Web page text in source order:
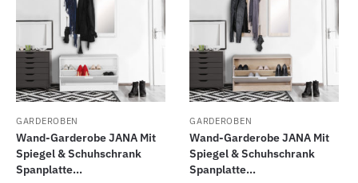
GARDEROBEN
Wand-Garderobe JANA Mit
Spiegel & Schuhschrank
Spanplatte...
GARDEROBEN
Wand-Garderobe JANA Mit
Spiegel & Schuhschrank
Spanplatte...